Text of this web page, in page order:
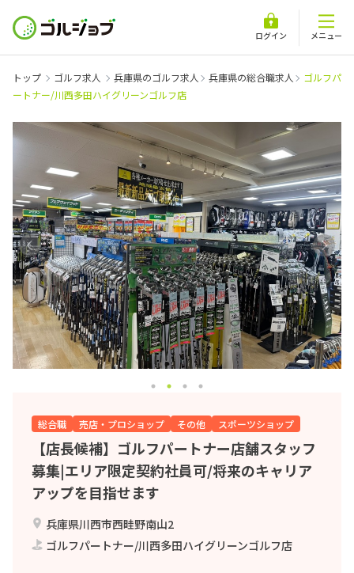
ログイン メニュー
トップ ゴルフ求人 兵庫県のゴルフ求人 兵庫県の総合職求人
ゴルフパ
ートナー/川西多田ハイグリーンゴルフ店
総合職 売店・プロショップ その他 スポーツショップ
【店長候補】ゴルフパートナー店舗スタッフ
募集|エリア限定契約社員可/将来のキャリア
アップを目指せます
兵庫県川西市西畦野南山2
ゴルフパートナー/川西多田ハイグリーンゴルフ店